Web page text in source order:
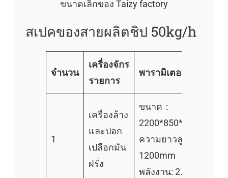
ขนาดเล็กของ Taizy factory
สเปคของสายผลิตชิป 50kg/h
จำนวน
เครื่องจักร
รายการ
พารามิเตอร์
1
เครื่องล้าง
และปอก
เปลือกมัน
ฝรั่ง
ขนาด：
2200*850*900 มม.
ความยาวลูกกลิ้ง:
1200mm
พลังงาน: 2.95kW